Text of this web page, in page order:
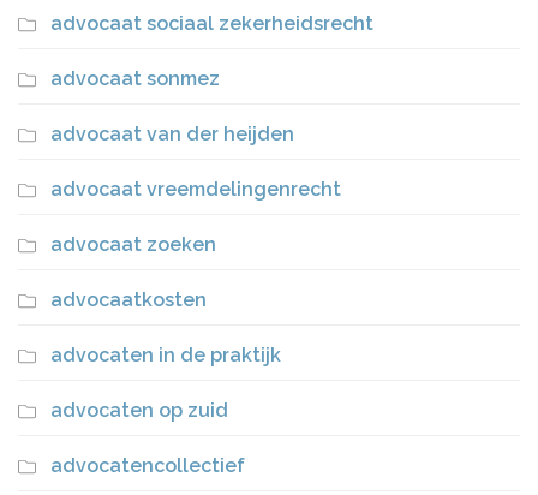
advocaat sociaal zekerheidsrecht
advocaat sonmez
advocaat van der heijden
advocaat vreemdelingenrecht
advocaat zoeken
advocaatkosten
advocaten in de praktijk
advocaten op zuid
advocatencollectief